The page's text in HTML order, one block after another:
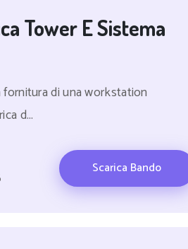
Tower E Sistema
di una workstation
d...
Scarica Bando